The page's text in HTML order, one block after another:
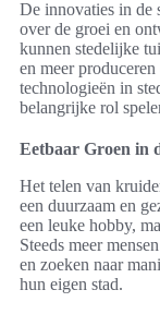
De innovaties in de
over de groei en
kunnen stedelijke
en meer
technologieën in
belangrijke rol
Eetbaar Groen in
Het telen van
een duurzaam en
een leuke hobby,
Steeds meer
en zoeken naar
hun eigen stad.